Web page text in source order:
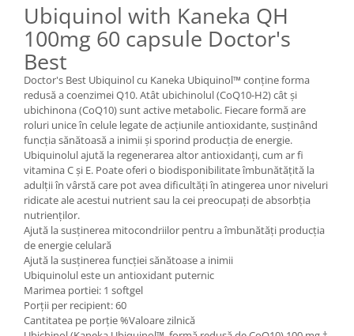
Ubiquinol with Kaneka QH
100mg 60 capsule Doctor's
Best
Doctor's Best Ubiquinol cu ​​Kaneka Ubiquinol™ conține forma
redusă a coenzimei Q10. Atât ubichinolul (CoQ10-H2) cât și
ubichinona (CoQ10) sunt active metabolic. Fiecare formă are
roluri unice în celule legate de acțiunile antioxidante, susținând
funcția sănătoasă a inimii și sporind producția de energie.
Ubiquinolul ajută la regenerarea altor antioxidanți, cum ar fi
vitamina C și E. Poate oferi o biodisponibilitate îmbunătățită la
adulții în vârstă care pot avea dificultăți în atingerea unor niveluri
ridicate ale acestui nutrient sau la cei preocupați de absorbția
nutrienților.
Ajută la susținerea mitocondriilor pentru a îmbunătăți producția
de energie celulară
Ajută la susținerea funcției sănătoase a inimii
Ubiquinolul este un antioxidant puternic
Marimea portiei: 1 softgel
Porții per recipient: 60
Cantitatea pe porție %Valoare zilnică